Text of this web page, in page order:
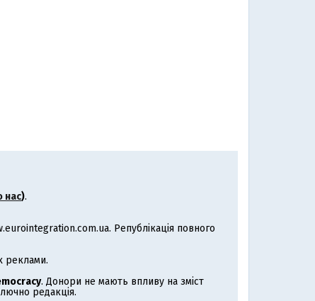
нас).
Републікація повного
реклами.
. Донори не мають впливу на зміст
редакція.